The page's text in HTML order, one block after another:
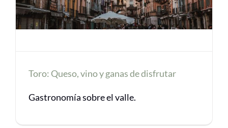
Toro: Queso, vino y ganas de disfrutar
Gastronomía sobre el valle.